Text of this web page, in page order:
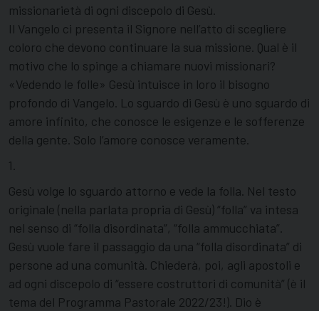
missionarietà di ogni discepolo di Gesù.
Il Vangelo ci presenta il Signore nell’atto di scegliere
coloro che devono continuare la sua missione. Qual è il
motivo che lo spinge a chiamare nuovi missionari?
«Vedendo le folle» Gesù intuisce in loro il bisogno
profondo di Vangelo. Lo sguardo di Gesù è uno sguardo di
amore infinito, che conosce le esigenze e le sofferenze
della gente. Solo l’amore conosce veramente.
1.
Gesù volge lo sguardo attorno e vede la folla. Nel testo
originale (nella parlata propria di Gesù) “folla” va intesa
nel senso di “folla disordinata”, “folla ammucchiata”.
Gesù vuole fare il passaggio da una “folla disordinata” di
persone ad una comunità. Chiederà, poi, agli apostoli e
ad ogni discepolo di “essere costruttori di comunità” (è il
tema del Programma Pastorale 2022/23!). Dio è